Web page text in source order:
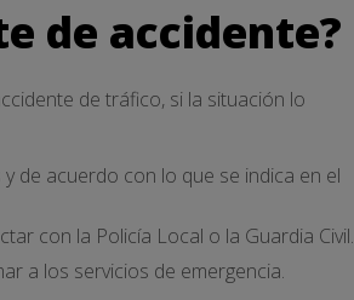
de accidente?
de tráfico, si la situación lo
de acuerdo con lo que se indica en el
con la Policía Local o la Guardia Civil.
a los servicios de emergencia.